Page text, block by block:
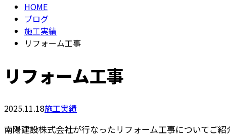
HOME
ブログ
施工実績
リフォーム工事
リフォーム工事
2025.11.18施工実績
南陽建設株式会社が行なったリフォーム工事についてご紹